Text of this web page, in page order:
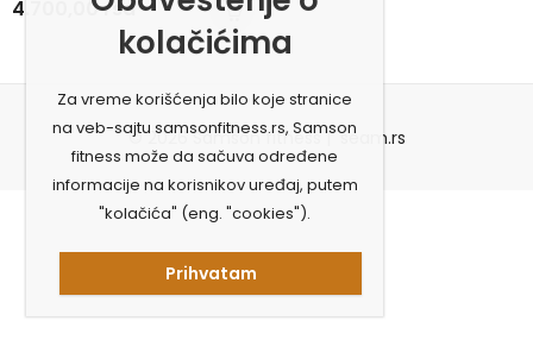
sa
4.700,00rsd
© 2026 Samson fitness |seam.rs
kolačićima
Za vreme korišćenja bilo koje stranice
na veb-sajtu samsonfitness.rs, Samson
fitness može da sačuva određene
informacije na korisnikov uređaj, putem
"kolačića" (eng. "cookies").
Prihvatam